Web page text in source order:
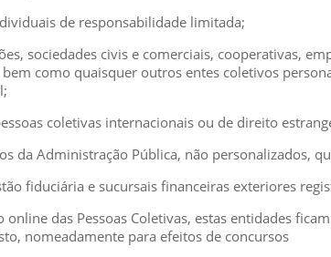
de responsabilidade limitada;
sociedades civis e comerciais, cooperativas,
como quaisquer outros entes coletivos
coletivas internacionais ou de direito
da Administração Pública, não personalizados,
fiduciária e sucursais financeiras exteriores
online das Pessoas Coletivas, estas entidades
nomeadamente para efeitos de concursos